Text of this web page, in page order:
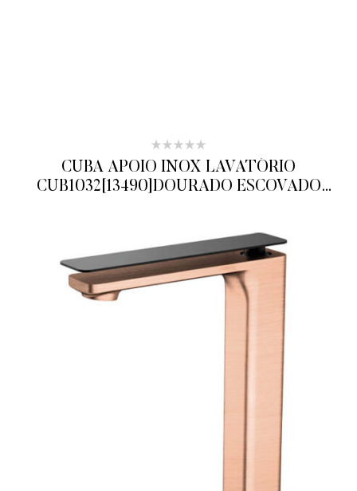
CUBA APOIO INOX LAVATÓRIO
CUB1032[13490]DOURADO ESCOVADO